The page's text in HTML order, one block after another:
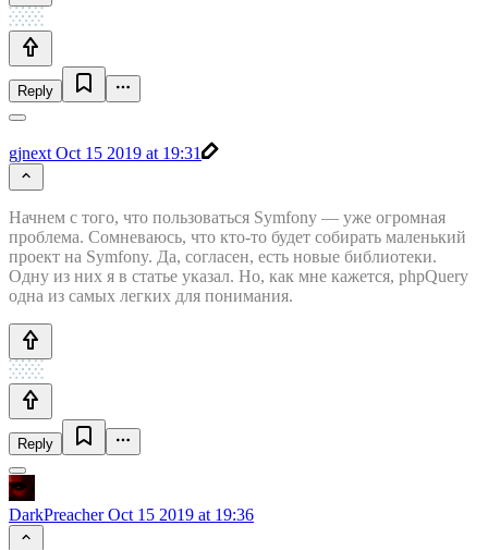
Reply
gjnext Oct 15 2019 at 19:31
Начнем с того, что пользоваться Symfony — уже огромная
проблема. Сомневаюсь, что кто-то будет собирать маленький
проект на Symfony. Да, согласен, есть новые библиотеки.
Одну из них я в статье указал. Но, как мне кажется, phpQuery
одна из самых легких для понимания.
Reply
DarkPreacherOct 15 2019 at 19:36